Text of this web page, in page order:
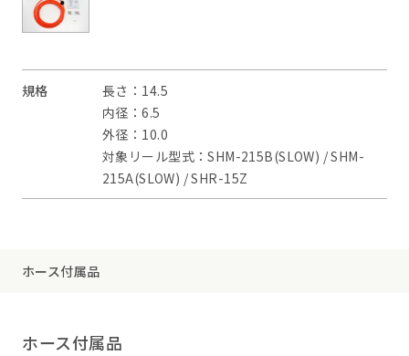
規格
長さ：14.5
内径：6.5
外径：10.0
対象リール型式：SHM-215B(SLOW) / SHM-
215A(SLOW) / SHR-15Z
ホース付属品
ホース付属品